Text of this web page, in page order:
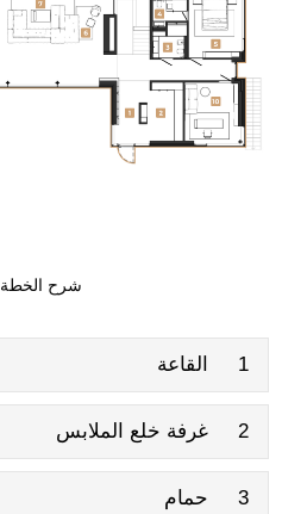
شرح الخطة
1 القاعة
2 غرفة خلع الملابس
3 حمام